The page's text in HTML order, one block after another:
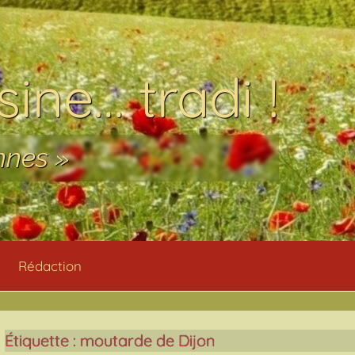
tradi !
»
Rédaction
Étiquette : moutarde de Dijon